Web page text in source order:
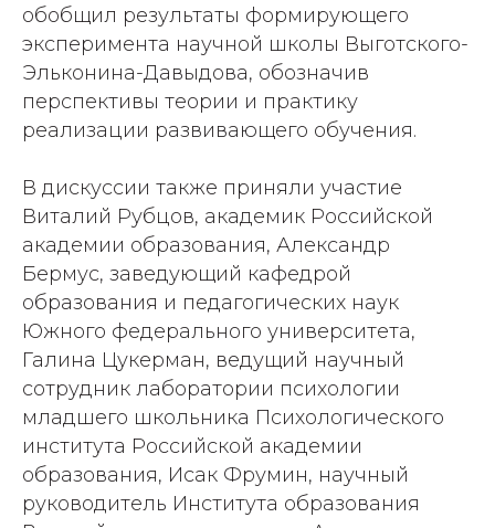
обобщил результаты формирующего
эксперимента научной школы Выготского-
Эльконина-Давыдова, обозначив
перспективы теории и практику
реализации развивающего обучения.
В дискуссии также приняли участие
Виталий Рубцов, академик Российской
академии образования, Александр
Бермус, заведующий кафедрой
образования и педагогических наук
Южного федерального университета,
Галина Цукерман, ведущий научный
сотрудник лаборатории психологии
младшего школьника Психологического
института Российской академии
образования, Исак Фрумин, научный
руководитель Института образования